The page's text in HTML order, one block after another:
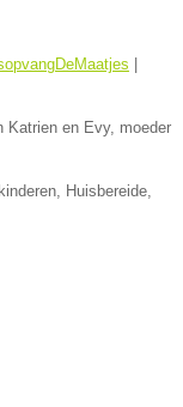
Katrien en Evy, moeder
Huisbereide,